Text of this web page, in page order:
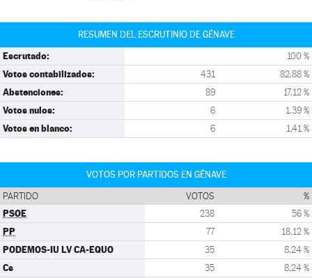
RESUMEN DEL ESCRUTINIO DE GÉNAVE
Escrutado: 100 %
Votos contabilizados: 431 82,88 %
Abstenciones: 89 17,12 %
Votos nulos: 6 1,39 %
Votos en blanco: 6 1,41 %
VOTOS POR PARTIDOS EN GÉNAVE
PARTIDO VOTOS %
PSOE 238 56 %
PP 77 18,12 %
PODEMOS-IU LV CA-EQUO 35 8,24 %
Cs 35 8,24 %